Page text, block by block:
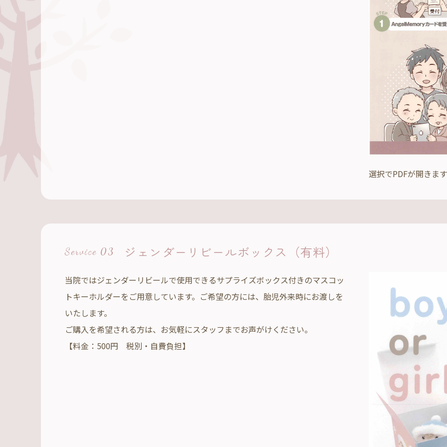
選択でPDFが開きま
Service 03 ジェンダーリビールボックス（有料）
当院ではジェンダーリビールで使用できるサプライズボックス付きのマスコッ
トキーホルダーをご用意しています。ご希望の方には、胎児外来時にお渡しを
いたします。
ご購入を希望される方は、お気軽にスタッフまでお声がけください。
【料金：500円 税別・自費負担】